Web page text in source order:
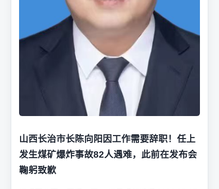
山西长治市长陈向阳因工作需要辞职！任上
发生煤矿爆炸事故82人遇难，此前在发布会
鞠躬致歉